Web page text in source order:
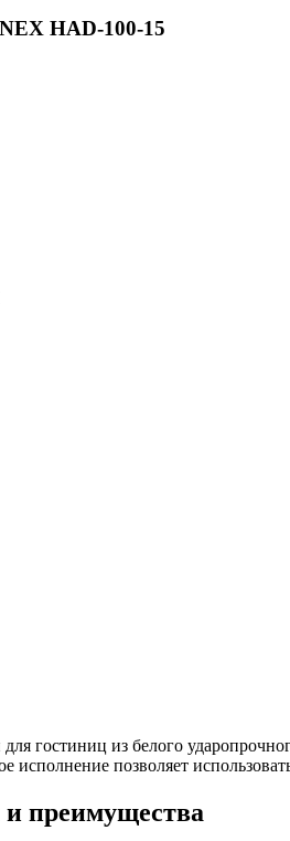
HAD-100-15
гостиниц из белого
исполнение позволяет
преимущества